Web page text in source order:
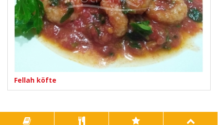
Fellah köfte